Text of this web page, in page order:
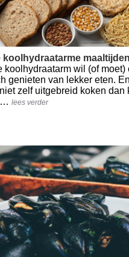
koolhydraatarme maaltijden
koolhydraatarm wil (of moet)
genieten van lekker eten.
zelf uitgebreid koken dan
lees verder